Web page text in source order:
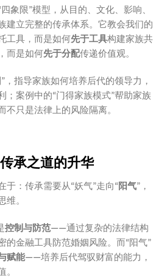
象限”模型，从目的、文化、影响、
建立完整的传承体系。它教会我们的
工具，而是如何先于工具构建家族共
而是如何先于分配传递价值观。
，指导家族如何培养后代的领导力，
；案例中的“门得家族模式”帮助家族
不只是法律上的风险隔离。
承之道的升华
于：传承需要从“妖气”走向“阳气”，
维。
控制与防范——通过复杂的法律结构
的金融工具防范婚姻风险。而“阳气”
赋能——培养后代驾驭财富的能力，